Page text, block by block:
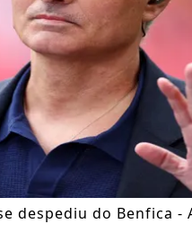
despediu do Benfica